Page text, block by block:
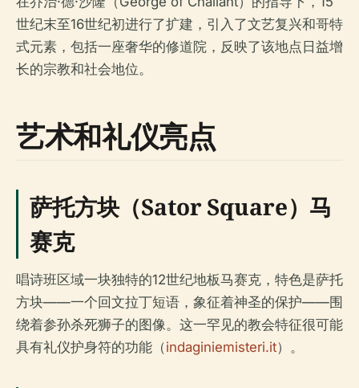
世纪末至16世纪初进行了扩建，引入了文艺复兴和哥特
式元素，包括一座奢华的修道院，反映了该地点日益增
长的宗教和社会地位。
艺术和礼仪亮点
萨托方块（Sator Square）马
赛克
唱诗班区域一块独特的12世纪地板马赛克，特色是萨托
方块——一个回文拉丁短语，象征着神圣的保护——围
绕着参孙杀死狮子的图像。这一罕见的教会特征很可能
具有礼仪护身符的功能（indaginiemisteri.it）。